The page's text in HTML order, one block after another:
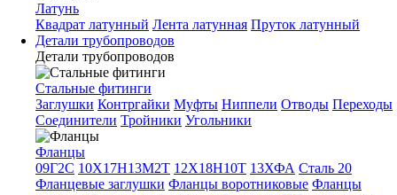
Латунь
Квадрат латунный Лента латунная Пруток латунный
Детали трубопроводов
Детали трубопроводов
Стальные фитинги
Заглушки Контргайки Муфты Ниппели Отводы Переходы
Соединители Тройники Угольники
Фланцы
09Г2С 10Х17Н13М2Т 12Х18Н10Т 13ХФА Сталь 20
Фланцевые заглушки Фланцы воротниковые Фланцы